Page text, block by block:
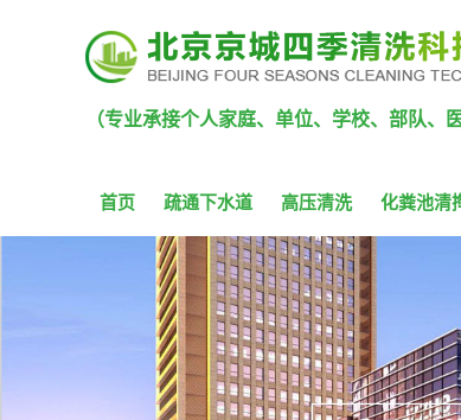
（专业承接个人家庭、单位、学校、部队、
首页 疏通下水道 高压清洗 化粪池清